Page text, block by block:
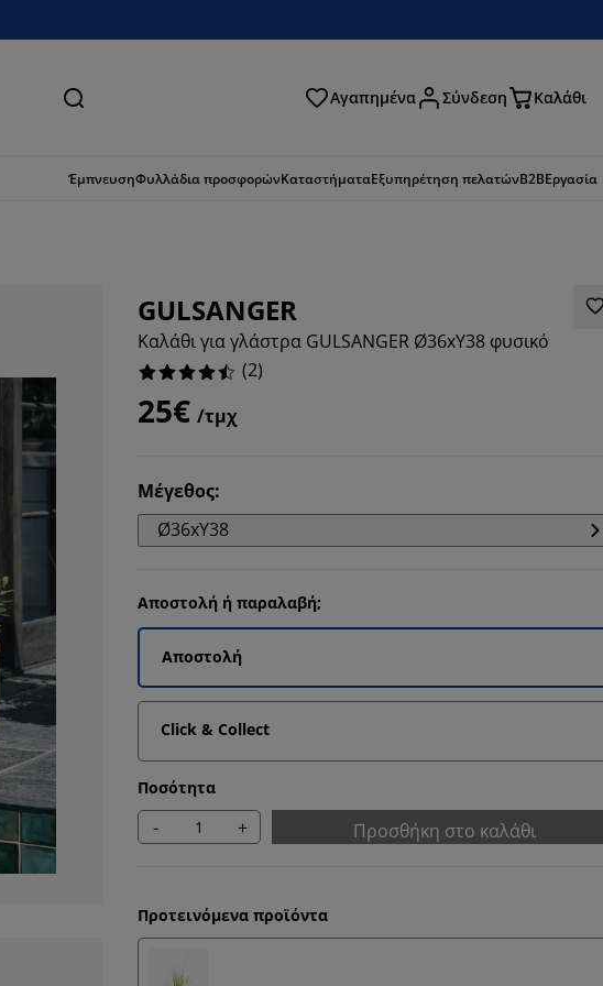
Αναζήτηση Αγαπημένα Σύνδεση Καλάθι
ΈμπνευσηΦυλλάδια προσφορώνΚαταστήματαΕξυπηρέτηση πελατώνB2BΕργασία
GULSANGER
Καλάθι για γλάστρα GULSANGER Ø36xΥ38 φυσικό
(2)
25€ /τμχ
Μέγεθος:
Ø36xΥ38
Αποστολή ή παραλαβή;
Αποστολή
Click & Collect
Ποσότητα
- + Προσθήκη στο καλάθι
Προτεινόμενα προϊόντα